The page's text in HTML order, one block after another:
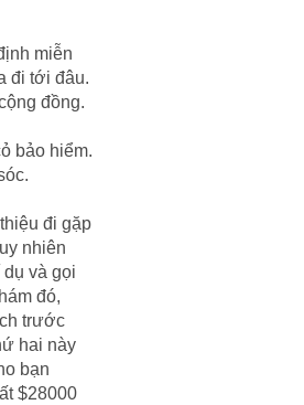
miễn
đi tới đâu.
đồng.
bảo hiểm.
đi gặp
nhiên
và gọi
đó,
trước
hai này
bạn
$28000